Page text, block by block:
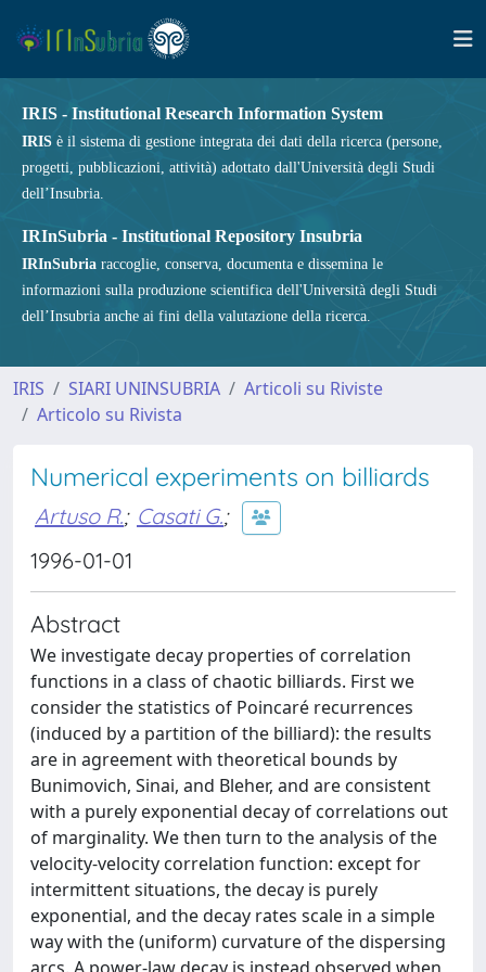
IRIS - Institutional Research Information System
IRIS è il sistema di gestione integrata dei dati della ricerca (persone,
progetti, pubblicazioni, attività) adottato dall'Università degli Studi
dell’Insubria.
IRInSubria - Institutional Repository Insubria
IRInSubria raccoglie, conserva, documenta e dissemina le
informazioni sulla produzione scientifica dell'Università degli Studi
dell’Insubria anche ai fini della valutazione della ricerca.
IRIS SIARI UNINSUBRIA
Articoli su Riviste
Articolo su Rivista
Numerical experiments on billiards
Artuso R.; Casati G.;
1996-01-01
Abstract
We investigate decay properties of correlation
functions in a class of chaotic billiards. First we
consider the statistics of Poincaré recurrences
(induced by a partition of the billiard): the results
are in agreement with theoretical bounds by
Bunimovich, Sinai, and Bleher, and are consistent
with a purely exponential decay of correlations out
of marginality. We then turn to the analysis of the
velocity-velocity correlation function: except for
intermittent situations, the decay is purely
exponential, and the decay rates scale in a simple
way with the (uniform) curvature of the dispersing